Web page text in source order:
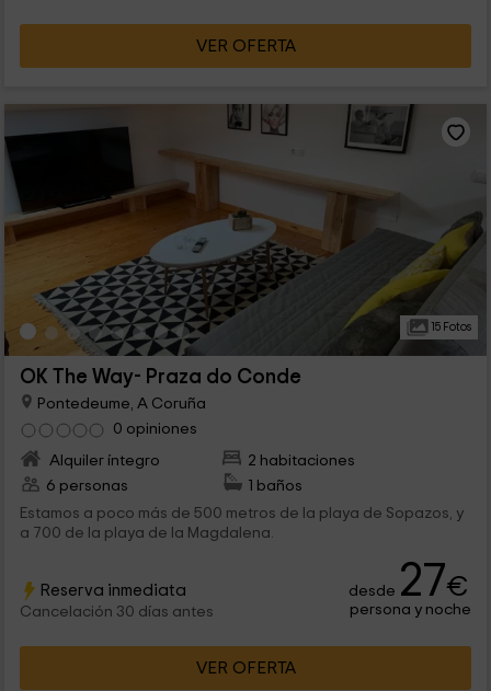
VER OFERTA
15 Fotos
OK The Way- Praza do Conde
Pontedeume, A Coruña
0 opiniones
Alquiler íntegro
2 habitaciones
6 personas
1 baños
Estamos a poco más de 500 metros de la playa de Sopazos, y
a 700 de la playa de la Magdalena.
Reserva inmediata
Cancelación 30 días antes
desde 27€
persona y noche
VER OFERTA